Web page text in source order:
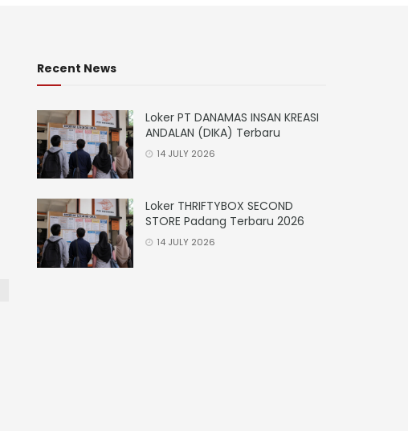
Recent News
Loker PT DANAMAS INSAN KREASI
ANDALAN (DIKA) Terbaru
14 JULY 2026
Loker THRIFTYBOX SECOND
STORE Padang Terbaru 2026
14 JULY 2026